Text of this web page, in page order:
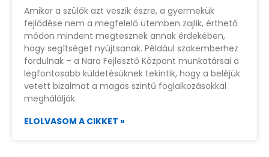
Amikor a szülők azt veszik észre, a gyermekük
fejlődése nem a megfelelő ütemben zajlik, érthető
módon mindent megtesznek annak érdekében,
hogy segítséget nyújtsanak. Például szakemberhez
fordulnak – a Nara Fejlesztő Központ munkatársai a
legfontosabb küldetésüknek tekintik, hogy a beléjük
vetett bizalmat a magas szintű foglalkozásokkal
meghálálják.
ELOLVASOM A CIKKET »